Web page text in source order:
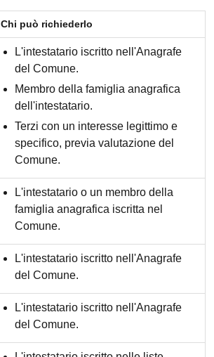
Chi può richiederlo
L'intestatario iscritto nell'Anagrafe
del Comune.
Membro della famiglia anagrafica
dell'intestatario.
Terzi con un interesse legittimo e
specifico, previa valutazione del
Comune.
L'intestatario o un membro della
famiglia anagrafica iscritta nel
Comune.
L'intestatario iscritto nell'Anagrafe
del Comune.
L'intestatario iscritto nell'Anagrafe
del Comune.